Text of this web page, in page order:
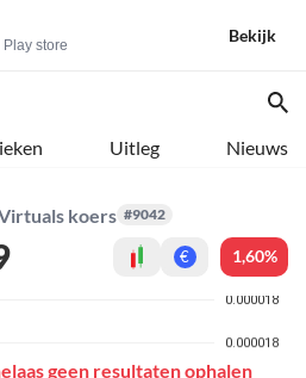
store
Bekijk
Uitleg Nieuws
koers #9042
€ 1,60%
geen resultaten ophalen